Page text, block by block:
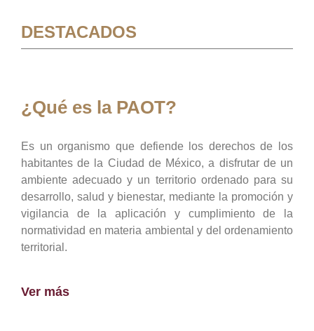
DESTACADOS
¿Qué es la PAOT?
Es un organismo que defiende los derechos de los
habitantes de la Ciudad de México, a disfrutar de un
ambiente adecuado y un territorio ordenado para su
desarrollo, salud y bienestar, mediante la promoción y
vigilancia de la aplicación y cumplimiento de la
normatividad en materia ambiental y del ordenamiento
territorial.
Ver más